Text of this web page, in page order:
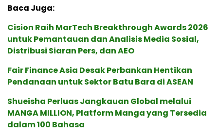
Baca Juga:
Cision Raih MarTech Breakthrough Awards 2026
untuk Pemantauan dan Analisis Media Sosial,
Distribusi Siaran Pers, dan AEO
Fair Finance Asia Desak Perbankan Hentikan
Pendanaan untuk Sektor Batu Bara di ASEAN
Shueisha Perluas Jangkauan Global melalui
MANGA MILLION, Platform Manga yang Tersedia
dalam 100 Bahasa